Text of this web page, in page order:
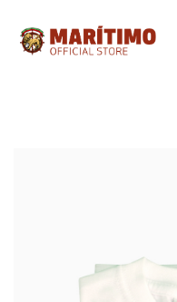
Colégio do Marítimo